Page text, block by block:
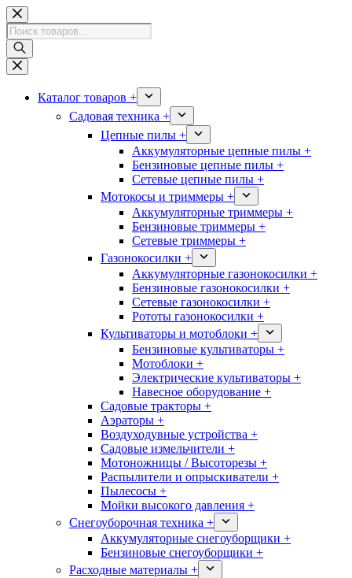
Перейти
к
сути
Поиск
товаров
Каталог товаров +
Садовая техника +
Цепные пилы +
Аккумуляторные цепные пилы +
Бензиновые цепные пилы +
Сетевые цепные пилы +
Мотокосы и триммеры +
Аккумуляторные триммеры +
Бензиновые триммеры +
Сетевые триммеры +
Газонокосилки +
Аккумуляторные газонокосилки +
Бензиновые газонокосилки +
Сетевые газонокосилки +
Рототы газонокосилки +
Культиваторы и мотоблоки +
Бензиновые культиваторы +
Мотоблоки +
Электрические культиваторы +
Навесное оборудование +
Садовые тракторы +
Аэраторы +
Воздуходувные устройства +
Садовые измельчители +
Мотоножницы / Высоторезы +
Распылители и опрыскиватели +
Пылесосы +
Мойки высокого давления +
Снегоуборочная техника +
Аккумуляторные снегоуборщики +
Бензиновые снегоуборщики +
Расходные материалы +